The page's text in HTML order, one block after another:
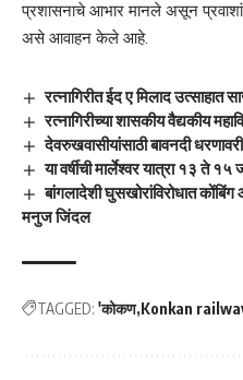
प्रशासनाचे आभार मानले असून
असे आवाहन केले आहे.
रत्नागिरीत ईद ए मिलाद उत्साहात
रत्नागिरीच्या शासकीय वैद्यकीय
देवरुखवासीयांसाठी बावनदी
या वर्षीची मार्लेश्वर यात्रा १३ ते १५
बांगलादेशी घुसखोरांविरोधात
मनुज जिंदल
TAGGED: 'कोकण Konkan